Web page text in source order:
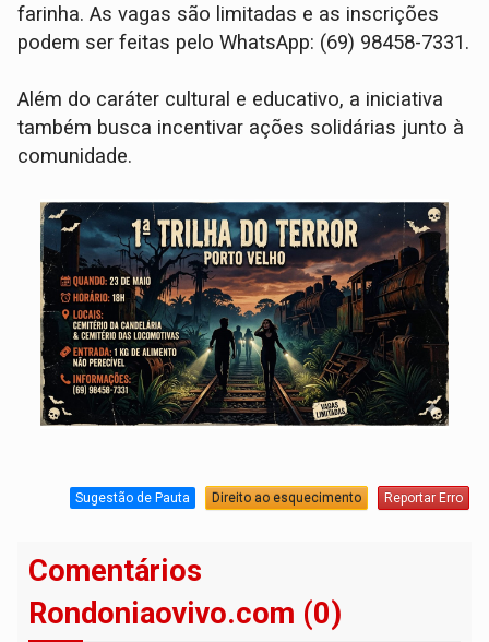
farinha. As vagas são limitadas e as inscrições
podem ser feitas pelo WhatsApp: (69) 98458-7331.
Além do caráter cultural e educativo, a iniciativa
também busca incentivar ações solidárias junto à
comunidade.
Sugestão de Pauta Direito ao esquecimento Reportar Erro
Comentários
Rondoniaovivo.com (0)